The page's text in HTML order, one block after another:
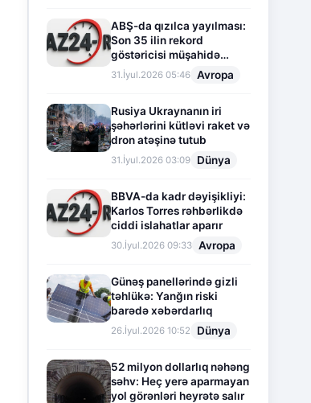
ABŞ-da qızılca yayılması:
Son 35 ilin rekord
göstəricisi müşahidə
olunur
31.İyul.2026 05:46 Avropa
Rusiya Ukraynanın iri
şəhərlərini kütləvi raket və
dron atəşinə tutub
31.İyul.2026 03:09 Dünya
BBVA-da kadr dəyişikliyi:
Karlos Torres rəhbərlikdə
ciddi islahatlar aparır
30.İyul.2026 09:33 Avropa
Günəş panellərində gizli
təhlükə: Yanğın riski
barədə xəbərdarlıq
26.İyul.2026 10:52 Dünya
52 milyon dollarlıq nəhəng
səhv: Heç yerə aparmayan
yol görənləri heyrətə salır